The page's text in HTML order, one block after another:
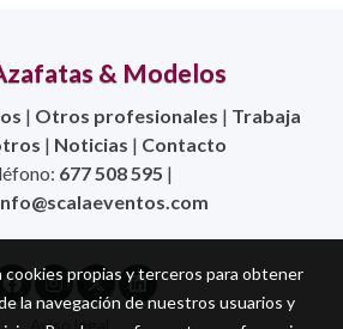
& Modelos
| Otros profesionales | Trabaja
| Noticias | Contacto
677 508 595 |
cookies propias y terceros para obtener
la navegación de nuestros usuarios y